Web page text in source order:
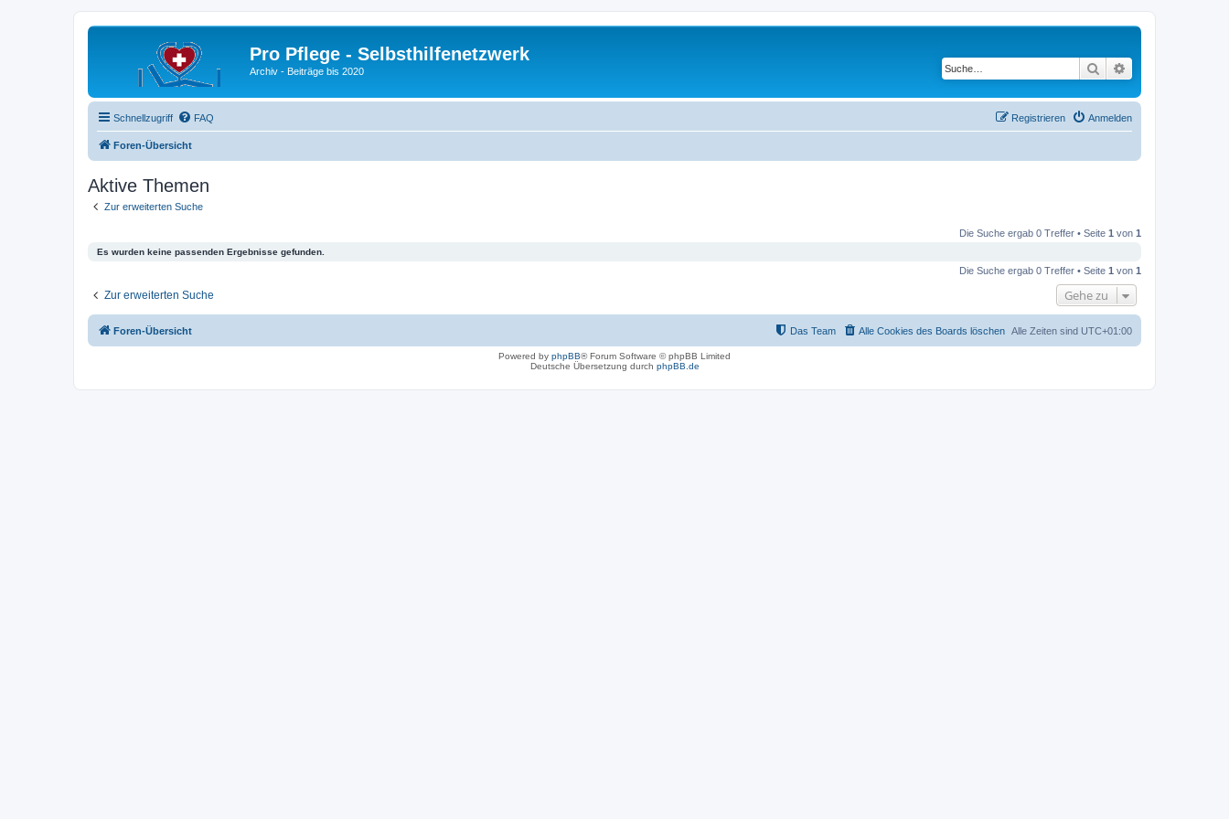
Pro Pflege - Selbsthilfenetzwerk
Archiv - Beiträge bis 2020 Suche
Schnellzugriff FAQ Anmelden
Registrieren
Foren-Übersicht
Aktive Themen
Zur erweiterten Suche
Die Suche ergab 0 Treffer • Seite 1 von 1
Es wurden keine passenden Ergebnisse gefunden.
Die Suche ergab 0 Treffer • Seite 1 von 1
Zur erweiterten Suche Gehe zu
Foren-Übersicht Alle Zeiten sind UTC+01:00
Alle Cookies des Boards löschen
Das Team
Powered by phpBB® Forum Software © phpBB Limited
Deutsche Übersetzung durch phpBB.de